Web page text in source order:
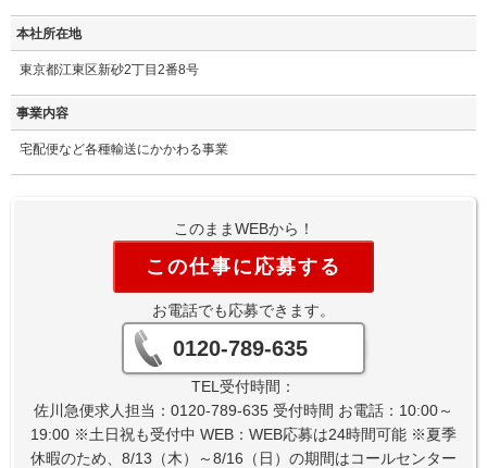
本社所在地
東京都江東区新砂2丁目2番8号
事業内容
宅配便など各種輸送にかかわる事業
このままWEBから！
この仕事に応募する
お電話でも応募できます。
0120-789-635
TEL受付時間：
佐川急便求人担当：0120-789-635 受付時間 お電話：10:00～
19:00 ※土日祝も受付中 WEB：WEB応募は24時間可能 ※夏季
休暇のため、8/13（木）～8/16（日）の期間はコールセンター